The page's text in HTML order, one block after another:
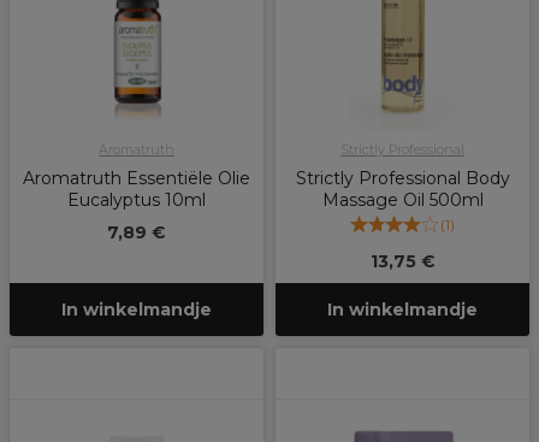
Aromatruth
Aromatruth Essentiële Olie
Eucalyptus 10ml
7,89 €
In winkelmandje
Strictly Professional
Strictly Professional Body
Massage Oil 500ml
(1)
13,75 €
In winkelmandje